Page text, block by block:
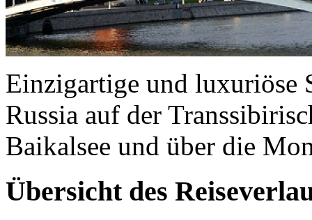
Einzigartige und luxuriöse
Russia auf der
Baikalsee und über die
Übersicht des